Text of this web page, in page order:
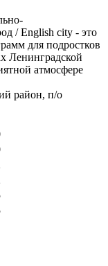
/ English city - это
для подростков
Ленинградской
атмосфере
район, п/о